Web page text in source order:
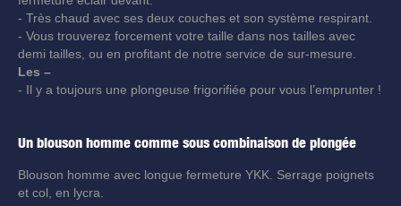
- Très chaud avec ses deux couches et son système respirant.
- Vous trouverez forcement votre taille dans nos tailles avec
demi tailles, ou en profitant de notre service de sur-mesure.
Les –
- Il y a toujours une plongeuse frigorifiée pour vous l’emprunter !
Un blouson homme comme sous combinaison de plongée
Blouson homme avec longue fermeture YKK. Serrage poignets
et col, en lycra.